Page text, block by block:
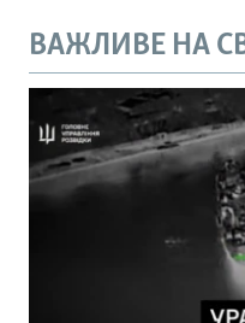
ВАЖЛИВЕ НА